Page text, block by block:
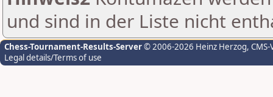
und sind in der Liste nicht
Chess-Tournament-Results-Server© 2006-2026 Heinz Herzog,
Legal details/Terms of use